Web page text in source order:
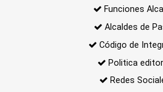
Funciones
Alcaldes de
Código de
Politica
Redes